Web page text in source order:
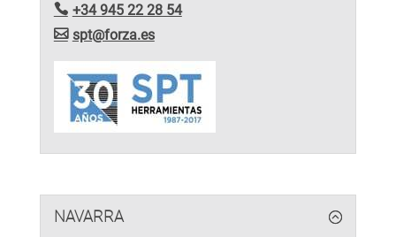
+34 945 22 28 54
spt@forza.es
NAVARRA